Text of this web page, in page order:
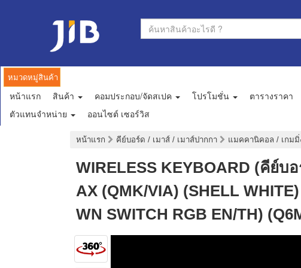
หมวดหมู่สินค้า
หน้าแรก สินค้า คอมประกอบ/จัดสเปค โปรโมชั่น ตารางราคา
ตัวแทนจำหน่าย
ออนไซต์ เซอร์วิส
หน้าแรก คีย์บอร์ด / เมาส์ / เมาส์ปากกา แมคคานิคอล / เกมมิ่
WIRELESS KEYBOARD (คีย์บ
AX (QMK/VIA) (SHELL
WN SWITCH RGB EN/TH)